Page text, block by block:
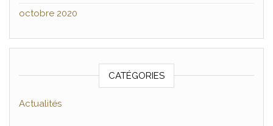
octobre 2020
CATÉGORIES
Actualités